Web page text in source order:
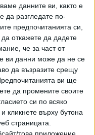
данните ви, както е
да разгледате по-
предпочитанията си,
откажете да дадете
че за част от
ви данни може да не се
да възразите срещу
ви ще
да промените своите
си по всяко
кликнете върху бутона
страницата.
това приложение
Костадин
иска да уязви
Юлиана Матеева от
високия обществен
начало" се дразни.
хората на ръце ще го
държавата и сега
се като деребеи и
се и съпартийката й
начало".